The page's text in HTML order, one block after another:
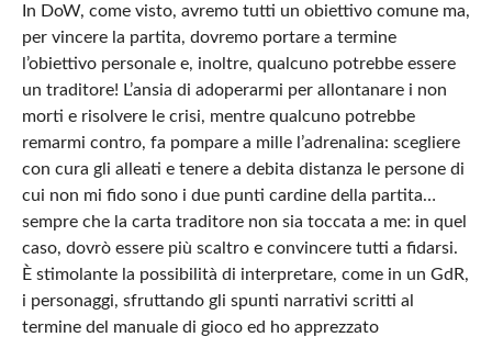
In DoW, come visto, avremo tutti un obiettivo comune ma,
per vincere la partita, dovremo portare a termine
l’obiettivo personale e, inoltre, qualcuno potrebbe essere
un traditore! L’ansia di adoperarmi per allontanare i non
morti e risolvere le crisi, mentre qualcuno potrebbe
remarmi contro, fa pompare a mille l’adrenalina: scegliere
con cura gli alleati e tenere a debita distanza le persone di
cui non mi fido sono i due punti cardine della partita…
sempre che la carta traditore non sia toccata a me: in quel
caso, dovrò essere più scaltro e convincere tutti a fidarsi.
È stimolante la possibilità di interpretare, come in un GdR,
i personaggi, sfruttando gli spunti narrativi scritti al
termine del manuale di gioco ed ho apprezzato